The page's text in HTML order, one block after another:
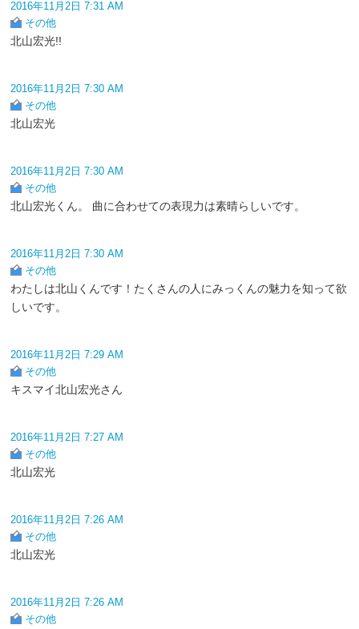
2016年11月2日 7:31 AM
その他
北山宏光!!
2016年11月2日 7:30 AM
その他
北山宏光
2016年11月2日 7:30 AM
その他
北山宏光くん。 曲に合わせての表現力は素晴らしいです。
2016年11月2日 7:30 AM
その他
わたしは北山くんです！たくさんの人にみっくんの魅力を知って欲
しいです。
2016年11月2日 7:29 AM
その他
キスマイ北山宏光さん
2016年11月2日 7:27 AM
その他
北山宏光
2016年11月2日 7:26 AM
その他
北山宏光
2016年11月2日 7:26 AM
その他